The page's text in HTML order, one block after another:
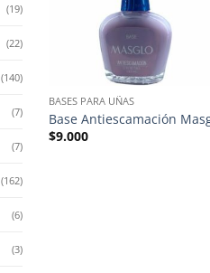
(19)
(22)
(140)
(7)
(7)
(162)
(6)
(3)
BASES PARA UÑAS
Base Antiescamación
$9.000